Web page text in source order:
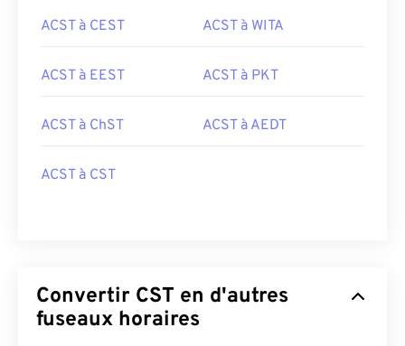
ACST à CEST ACST à WITA
ACST à EEST ACST à PKT
ACST à ChST ACST à AEDT
ACST à CST
Convertir CST en d'autres
fuseaux horaires